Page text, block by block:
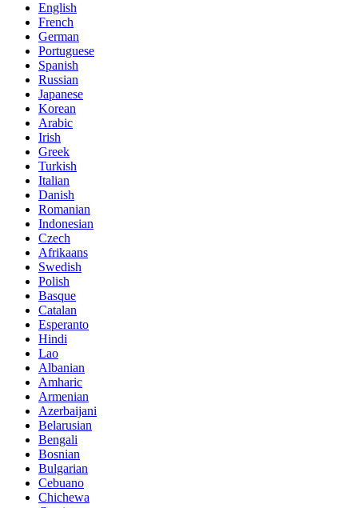
English
French
German
Portuguese
Spanish
Russian
Japanese
Korean
Arabic
Irish
Greek
Turkish
Italian
Danish
Romanian
Indonesian
Czech
Afrikaans
Swedish
Polish
Basque
Catalan
Esperanto
Hindi
Lao
Albanian
Amharic
Armenian
Azerbaijani
Belarusian
Bengali
Bosnian
Bulgarian
Cebuano
Chichewa